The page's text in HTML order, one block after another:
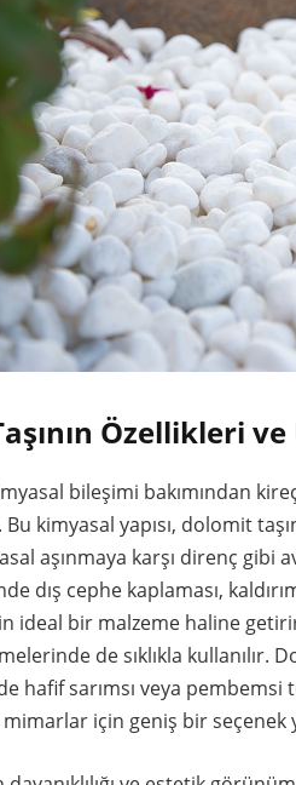
Özellikleri
bileşimi bakımından
kimyasal yapısı, dolomit
aşınmaya karşı direnç gibi
dış cephe kaplaması,
ideal bir malzeme haline
de sıklıkla kullanılır.
hafif sarımsı veya
mimarlar için geniş bir seçenek